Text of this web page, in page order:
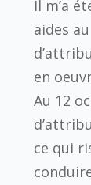
Il m’a
aides
en
Au 12
ce qui